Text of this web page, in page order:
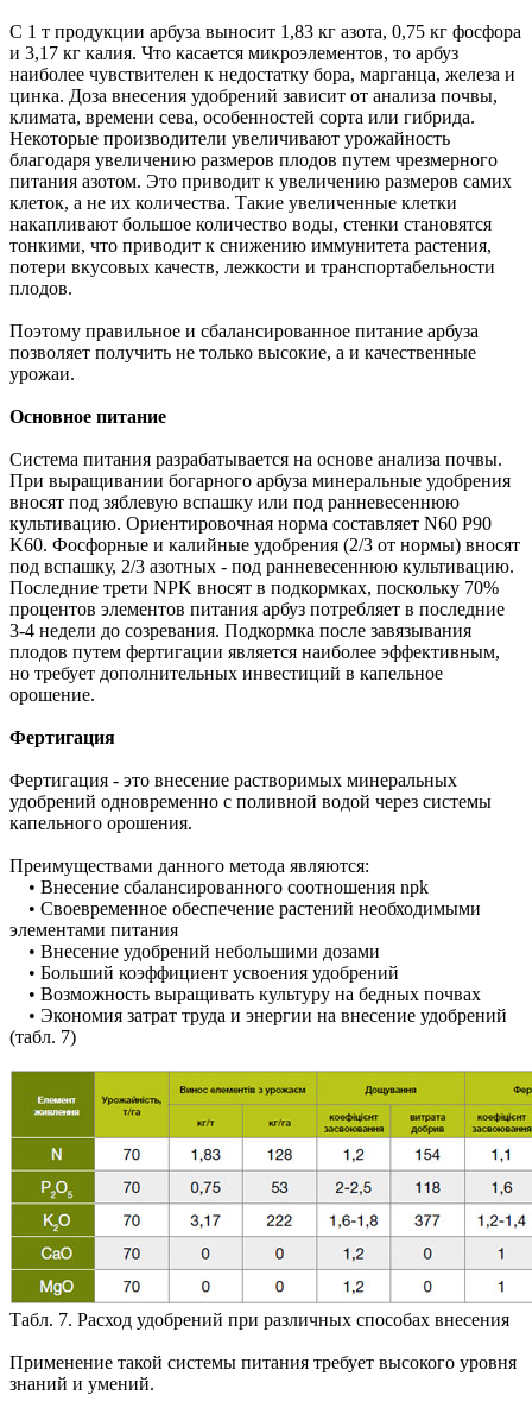
С 1 т продукции арбуза выносит 1,83 кг азота, 0,75 кг фосфора
и 3,17 кг калия. Что касается микроэлементов, то арбуз
наиболее чувствителен к недостатку бора, марганца, железа и
цинка. Доза внесения удобрений зависит от анализа почвы,
климата, времени сева, особенностей сорта или гибрида.
Некоторые производители увеличивают урожайность
благодаря увеличению размеров плодов путем чрезмерного
питания азотом. Это приводит к увеличению размеров самих
клеток, а не их количества. Такие увеличенные клетки
накапливают большое количество воды, стенки становятся
тонкими, что приводит к снижению иммунитета растения,
потери вкусовых качеств, лежкости и транспортабельности
плодов.
Поэтому правильное и сбалансированное питание арбуза
позволяет получить не только высокие, а и качественные
урожаи.
Основное питание
Система питания разрабатывается на основе анализа почвы.
При выращивании богарного арбуза минеральные удобрения
вносят под зяблевую вспашку или под ранневесеннюю
культивацию. Ориентировочная норма составляет N60 P90
K60. Фосфорные и калийные удобрения (2/3 от нормы) вносят
под вспашку, 2/3 азотных - под ранневесеннюю культивацию.
Последние трети NPK вносят в подкормках, поскольку 70%
процентов элементов питания арбуз потребляет в последние
3-4 недели до созревания. Подкормка после завязывания
плодов путем фертигации является наиболее эффективным,
но требует дополнительных инвестиций в капельное
орошение.
Фертигация
Фертигация - это внесение растворимых минеральных
удобрений одновременно с поливной водой через системы
капельного орошения.
Преимуществами данного метода являются:
• Внесение сбалансированного соотношения npk
• Своевременное обеспечение растений необходимыми
элементами питания
• Внесение удобрений небольшими дозами
• Больший коэффициент усвоения удобрений
• Возможность выращивать культуру на бедных почвах
• Экономия затрат труда и энергии на внесение удобрений
(табл. 7)
Табл. 7. Расход удобрений при различных способах внесения
Применение такой системы питания требует высокого уровня
знаний и умений.